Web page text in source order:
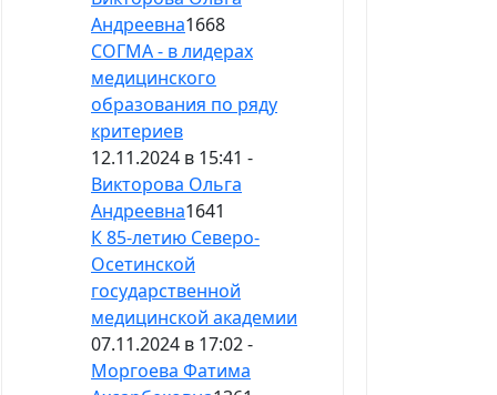
Андреевна1668
СОГМА - в лидерах
медицинского
образования по ряду
критериев
12.11.2024 в 15:41 -
Викторова Ольга
Андреевна1641
К 85-летию Северо-
Осетинской
государственной
медицинской академии
07.11.2024 в 17:02 -
Моргоева Фатима